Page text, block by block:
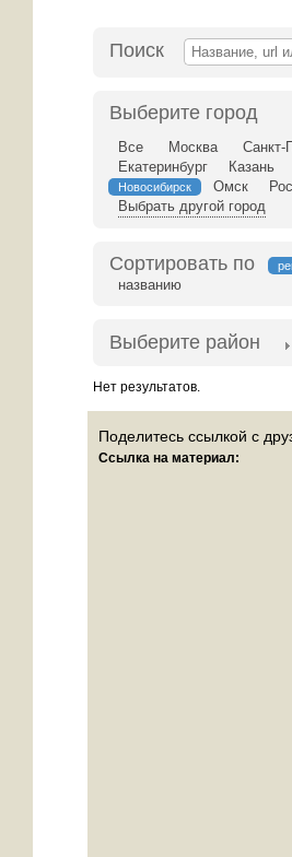
Поиск
Выберите город
Все Москва Санкт-
Екатеринбург
Казань
Новосибирск Омск
Выбрать другой город
Сортировать по
названию
Выберите район
Нет результатов.
Поделитесь ссылкой с
Ссылка на материал: